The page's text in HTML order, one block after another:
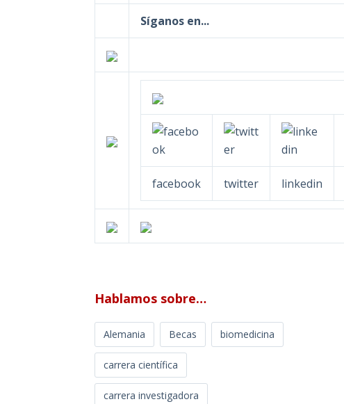
Síganos en...
facebook twitter linkedin
Hablamos sobre…
Alemania Becas biomedicina
carrera científica
carrera investigadora